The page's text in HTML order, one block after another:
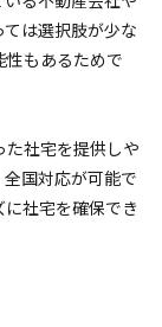
は選択肢が少な
性もあるためで
社宅を提供しや
国対応が可能で
社宅を確保でき